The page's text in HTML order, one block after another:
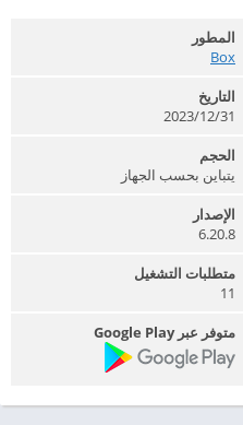
المطور
Box‏
التاريخ
2023/12/31
الحجم
يتباين بحسب الجهاز
الإصدار
6.20.8
متطلبات التشغيل
11
متوفر عبر Google Play